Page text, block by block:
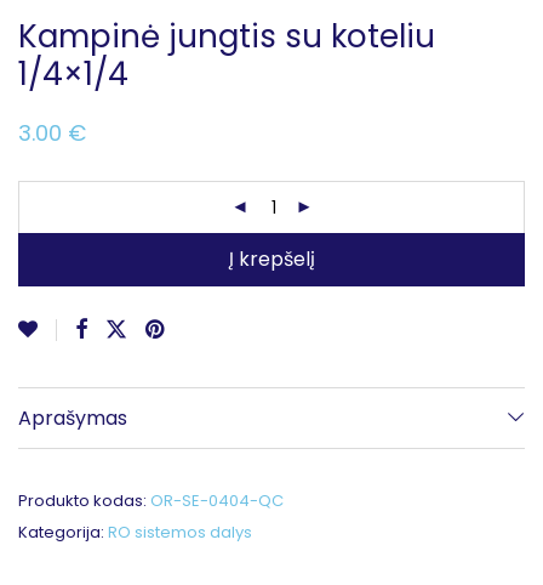
Kampinė jungtis su koteliu
1/4×1/4
3.00 €
Į krepšelį
Aprašymas
Produkto kodas: OR-SE-0404-QC
Kategorija: RO sistemos dalys